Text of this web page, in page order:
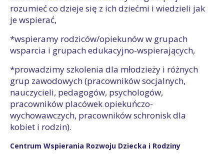
rozumieć co dzieje się z ich dziećmi i wiedzieli jak
je wspierać,
*wspieramy rodziców/opiekunów w grupach
wsparcia i grupach edukacyjno-wspierających,
*prowadzimy szkolenia dla młodzieży i różnych
grup zawodowych (pracowników socjalnych,
nauczycieli, pedagogów, psychologów,
pracowników placówek opiekuńczo-
wychowawczych, pracowników schronisk dla
kobiet i rodzin).
Centrum Wspierania Rozwoju Dziecka i Rodziny